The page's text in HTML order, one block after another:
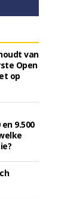
van
Open
op
9.500